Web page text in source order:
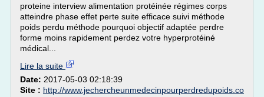
proteine interview alimentation protéinée régimes corps
atteindre phase effet perte suite efficace suivi méthode
poids perdu méthode pourquoi objectif adaptée perdre
forme moins rapidement perdez votre hyperprotéiné
médical...
Lire la suite
Date: 2017-05-03 02:18:39
Site : http://www.jechercheunmedecinpourperdredupoids.co